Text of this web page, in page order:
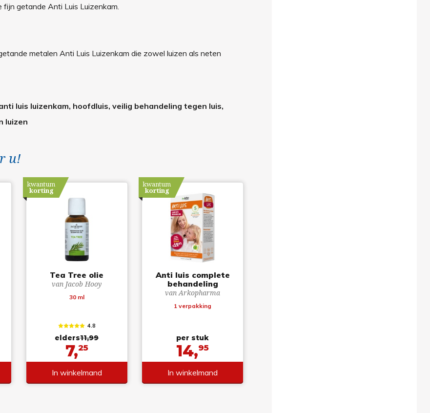
getande Anti Luis Luizenkam.
metalen Anti Luis Luizenkam die zowel luizen als neten
luis luizenkam, hoofdluis, veilig behandeling tegen luis,
luizen
u!
Tea Tree olie
van Jacob Hooy
30 ml
kwantum
korting
4.8
elders11,99
7,25
In winkelmand
Anti luis complete
behandeling
van Arkopharma
1 verpakking
kwantum
korting
per stuk
14,95
In winkelmand